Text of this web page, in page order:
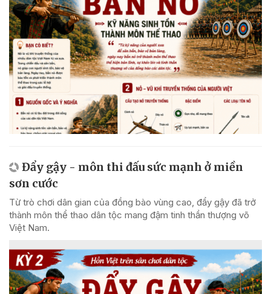
Đẩy gậy - môn thi đấu sức mạnh ở miền
sơn cước
Từ trò chơi dân gian của đồng bào vùng cao, đẩy gậy đã trở
thành môn thể thao dân tộc mang đậm tinh thần thượng võ
Việt Nam.